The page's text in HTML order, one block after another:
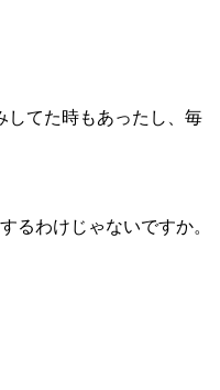
してた時もあったし、毎
るわけじゃないですか。